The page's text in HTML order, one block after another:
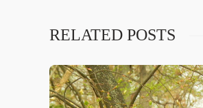
RELATED POSTS